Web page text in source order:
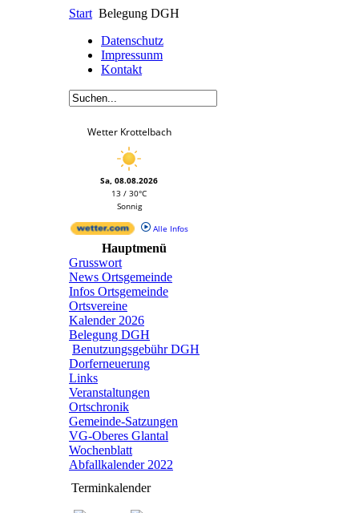
Start Belegung DGH
Datenschutz
Impressunm
Kontakt
Wetter Krottelbach
Sa, 08.08.2026
13 / 30°C
Sonnig
Alle Infos
Hauptmenü
Grusswort
News Ortsgemeinde
Infos Ortsgemeinde
Ortsvereine
Kalender 2026
Belegung DGH
Benutzungsgebühr DGH
Dorferneuerung
Links
Veranstaltungen
Ortschronik
Gemeinde-Satzungen
VG-Oberes Glantal
Wochenblatt
Abfallkalender 2022
Terminkalender